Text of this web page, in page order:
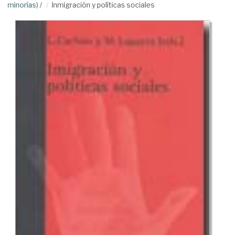
minorías) / Inmigración y políticas sociales